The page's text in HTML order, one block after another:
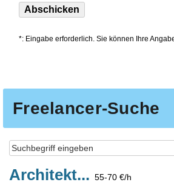
Freelancer-Suche
Architekt... 55-70 €/h
*: Eingabe erforderlich. Sie können Ihre